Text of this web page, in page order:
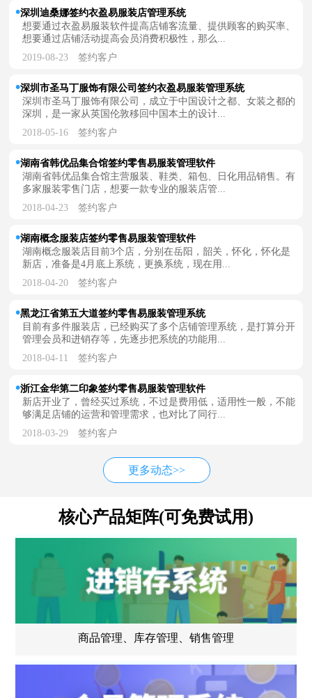
深圳迪桑娜签约衣盈易服装店管理系统
想要通过衣盈易服装软件提高店铺客流量、提供顾客的购买率、
想要通过店铺活动提高会员消费积极性，那么...
2019-08-23 签约客户
深圳市圣马丁服饰有限公司签约衣盈易服装管理系统
深圳市圣马丁服饰有限公司，成立于中国设计之都、女装之都的
深圳，是一家从英国伦敦移回中国本土的设计...
2018-05-16 签约客户
湖南省韩优品集合馆签约零售易服装管理软件
湖南省韩优品集合馆主营服装、鞋类、箱包、日化用品销售。有
多家服装零售门店，想要一款专业的服装店管...
2018-04-23 签约客户
湖南概念服装店签约零售易服装管理软件
湖南概念服装店目前3个店，分别在岳阳，韶关，怀化，怀化是
新店，准备是4月底上系统，更换系统，现在用...
2018-04-20 签约客户
黑龙江省第五大道签约零售易服装管理系统
目前有多件服装店，已经购买了多个店铺管理系统，是打算分开
管理会员和进销存等，先逐步把系统的功能用...
2018-04-11 签约客户
浙江金华第二印象签约零售易服装管理软件
新店开业了，曾经买过系统，不过是费用低，适用性一般，不能
够满足店铺的运营和管理需求，也对比了同行...
2018-03-29 签约客户
更多动态>>
核心产品矩阵(可免费试用)
商品管理、库存管理、销售管理